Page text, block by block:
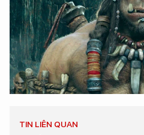
TIN LIÊN QUAN